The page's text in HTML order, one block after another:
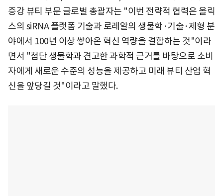
증강 뷰티 부문 글로벌 총괄자는 "이번 전략적 협력은 올릭
스의 siRNA 플랫폼 기술과 로레알의 생물학·기술·제형 분
야에서 100년 이상 쌓아온 혁신 역량을 결합하는 것"이라
면서 "첨단 생물학과 견고한 과학적 근거를 바탕으로 소비
자에게 새로운 수준의 성능을 제공하고 미래 뷰티 산업 혁
신을 앞당길 것"이라고 말했다.